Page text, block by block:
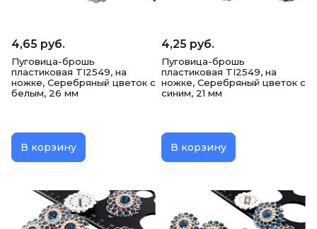
4,65 руб.
Пуговица-брошь
пластиковая TI2549, на
ножке, Серебряный цветок с
белым, 26 мм
В корзину
4,25 руб.
Пуговица-брошь
пластиковая TI2549, на
ножке, Серебряный цветок с
синим, 21 мм
В корзину